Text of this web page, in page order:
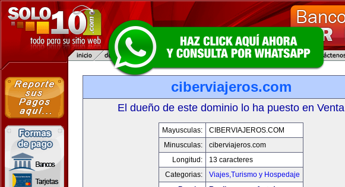
ciberviajeros.com
El dueño de este dominio lo ha puesto en Venta
Mayusculas:
CIBERVIAJEROS.COM
Minusculas:
ciberviajeros.com
Longitud:
13 caracteres
Categorias:
Viajes,Turismo y Hospedaje